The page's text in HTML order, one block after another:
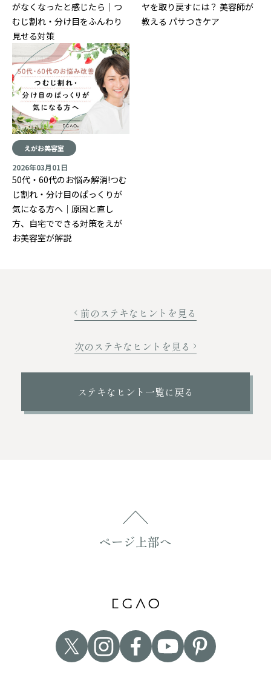
がなくなったと感じたら｜つ
むじ割れ・分け目をふんわり
見せる対策
ヤを取り戻すには？ 美容師が
教える パサつきケア
えがお美容室
2026年03月01日
50代・60代のお悩み解消!つむ
じ割れ・分け目のぱっくりが
気になる方へ｜原因と直し
方、自宅でできる対策をえが
お美容室が解説
前のステキなヒントを見る
次のステキなヒントを見る
ステキなヒント一覧に戻る
ページ上部へ